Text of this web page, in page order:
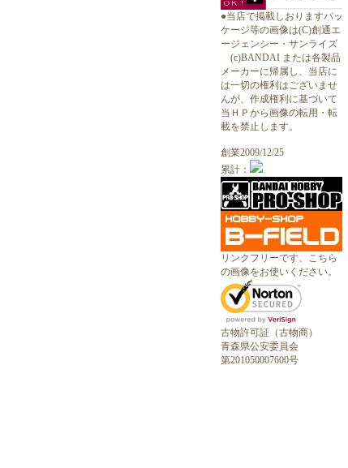
●当店で掲載しおりますパッ
ケージ等の画像は(C)創通エ
ージェンシー・サンライズ
(c)BANDAI または各製品
メーカーに帰属し、当店に
は一切の権利はございませ
んが、作成権利に基づいて
当ＨＰから画像の転用・転
載を禁止します。
創業2009/12/25
累計：
リンクフリーです、こちら
の画像をお使いください。
古物許可証（古物商）
青森県公安委員会
第201050007600号